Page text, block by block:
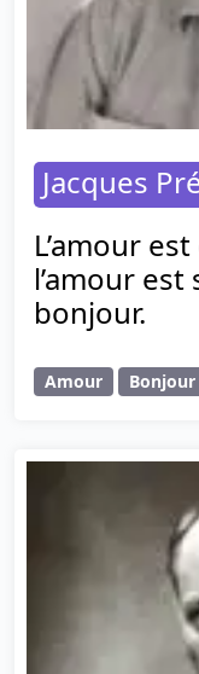
Jacques
L’amour
l’amour
bonjour.
Amour Bonjour